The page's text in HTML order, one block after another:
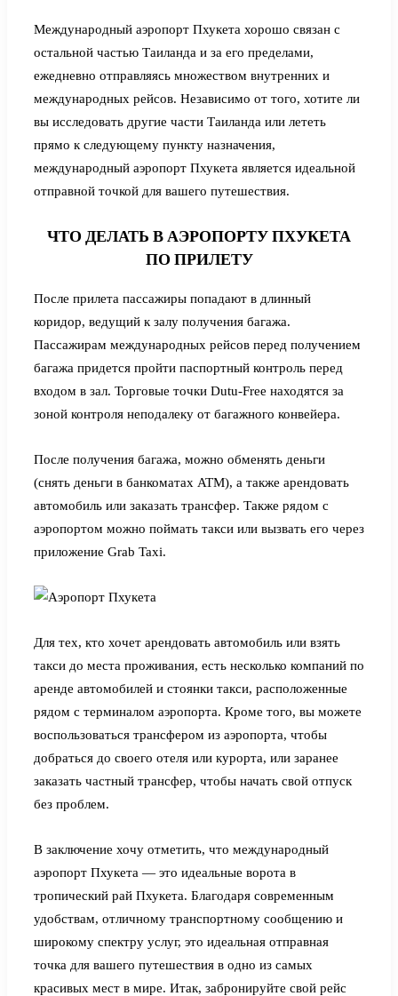
Международный аэропорт Пхукета хорошо связан с
остальной частью Таиланда и за его пределами,
ежедневно отправляясь множеством внутренних и
международных рейсов. Независимо от того, хотите ли
вы исследовать другие части Таиланда или лететь
прямо к следующему пункту назначения,
международный аэропорт Пхукета является идеальной
отправной точкой для вашего путешествия.
ЧТО ДЕЛАТЬ В АЭРОПОРТУ ПХУКЕТА
ПО ПРИЛЕТУ
После прилета пассажиры попадают в длинный
коридор, ведущий к залу получения багажа.
Пассажирам международных рейсов перед получением
багажа придется пройти паспортный контроль перед
входом в зал. Торговые точки Dutu-Free находятся за
зоной контроля неподалеку от багажного конвейера.
После получения багажа, можно обменять деньги
(снять деньги в банкоматах ATM), а также арендовать
автомобиль или заказать трансфер. Также рядом с
аэропортом можно поймать такси или вызвать его через
приложение Grab Taxi.
Для тех, кто хочет арендовать автомобиль или взять
такси до места проживания, есть несколько компаний по
аренде автомобилей и стоянки такси, расположенные
рядом с терминалом аэропорта. Кроме того, вы можете
воспользоваться трансфером из аэропорта, чтобы
добраться до своего отеля или курорта, или заранее
заказать частный трансфер, чтобы начать свой отпуск
без проблем.
В заключение хочу отметить, что международный
аэропорт Пхукета — это идеальные ворота в
тропический рай Пхукета. Благодаря современным
удобствам, отличному транспортному сообщению и
широкому спектру услуг, это идеальная отправная
точка для вашего путешествия в одно из самых
красивых мест в мире. Итак, забронируйте свой рейс